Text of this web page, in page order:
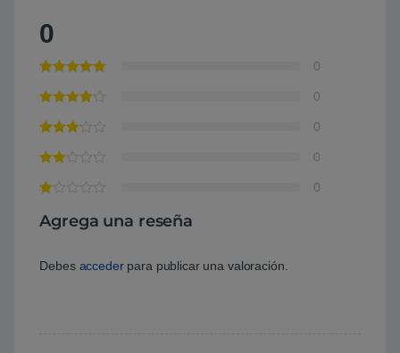
0
0
0
0
0
0
Agrega una reseña
Debes accederpara publicar una valoración.